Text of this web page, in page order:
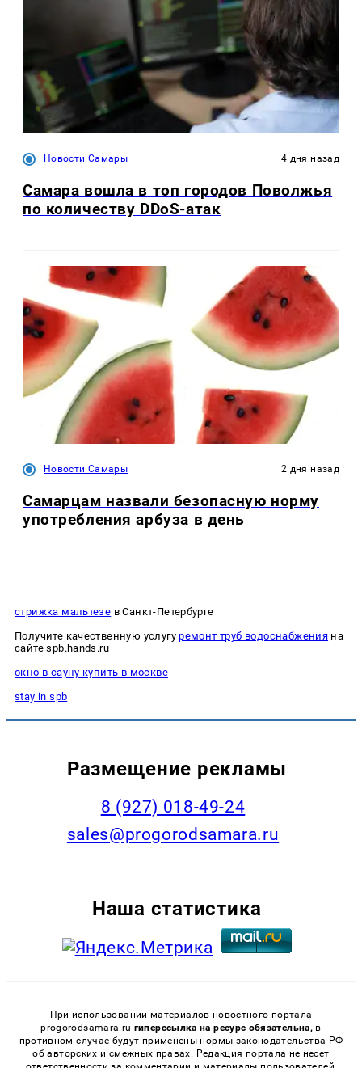
Новости Самары 4 дня назад
Самара вошла в топ городов Поволжья
по количеству DDoS-атак
Новости Самары 2 дня назад
Самарцам назвали безопасную норму
употребления арбуза в день
стрижка мальтезе в Санкт-Петербурге
Получите качественную услугуремонт труб водоснабжения на
сайте spb.hands.ru
окно в сауну купить в москве
stay in spb
Размещение рекламы
8 (927) 018-49-24
sales@progorodsamara.ru
Наша статистика
При использовании материалов новостного портала
progorodsamara.ru гиперссылка на ресурс обязательна, в
противном случае будут применены нормы законодательства РФ
об авторских и смежных правах. Редакция портала не несет